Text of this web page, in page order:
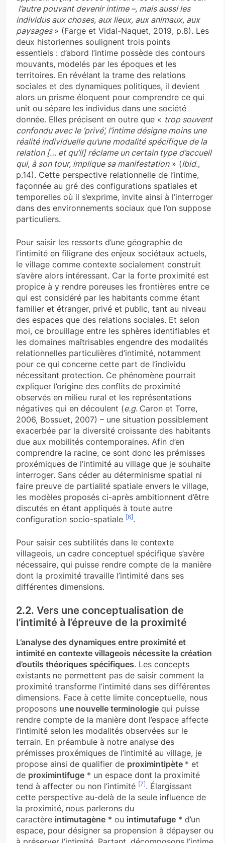
l’autre pouvant devenir intime –, mais aussi les
individus aux choses, aux lieux, aux animaux, aux
paysages » (Farge et Vidal-Naquet, 2019, p.8). Les
deux historiennes soulignent trois points
essentiels : d’abord l’intime possède des contours
mouvants, modelés par les époques et les
territoires. En révélant la trame des relations
sociales et des dynamiques politiques, il devient
alors un prisme éloquent pour comprendre ce qui
unit ou sépare les individus dans une société
donnée. Elles précisent en outre que « trop souvent
confondu avec le ‘privé’, l’intime désigne moins une
réalité individuelle qu’une modalité spécifique de la
relation [… et qu’il] réclame un certain type d’accueil
qui, à son tour, implique sa manifestation» (Ibid.,
p.14). Cette perspective relationnelle de l’intime,
façonnée au gré des configurations spatiales et
temporelles où il s’exprime, invite ainsi à l’interroger
dans des environnements sociaux que l’on suppose
particuliers.
Pour saisir les ressorts d’une géographie de
l’intimité en filigrane des enjeux sociétaux actuels,
le village comme contexte socialement construit
s’avère alors intéressant. Car la forte proximité est
propice à y rendre poreuses les frontières entre ce
qui est considéré par les habitants comme étant
familier et étranger, privé et public, tant au niveau
des espaces que des relations sociales. Et selon
moi, ce brouillage entre les sphères identifiables et
les domaines maîtrisables engendre des modalités
relationnelles particulières d’intimité, notamment
pour ce qui concerne cette part de l’individu
nécessitant protection. Ce phénomène pourrait
expliquer l’origine des conflits de proximité
observés en milieu rural et les représentations
négatives qui en découlent (e.g. Caron et Torre,
2006, Bossuet, 2007) – une situation possiblement
exacerbée par la diversité croissante des habitants
due aux mobilités contemporaines. Afin d’en
comprendre la racine, ce sont donc les prémisses
proxémiques de l’intimité au village que je souhaite
interroger. Sans céder au déterminisme spatial ni
faire preuve de partialité spatiale envers le village,
les modèles proposés ci-après ambitionnent d’être
discutés en étant appliqués à toute autre
configuration socio-spatiale [6].
Pour saisir ces subtilités dans le contexte
villageois, un cadre conceptuel spécifique s’avère
nécessaire, qui puisse rendre compte de la manière
dont la proximité travaille l’intimité dans ses
différentes dimensions.
2.2. Vers une conceptualisation de
l’intimité à l’épreuve de la proximité
L’analyse des dynamiques entre proximité et
intimité en contexte villageois nécessite la création
d’outils théoriques spécifiques. Les concepts
existants ne permettent pas de saisir comment la
proximité transforme l’intimité dans ses différentes
dimensions. Face à cette limite conceptuelle, nous
proposons une nouvelle terminologie qui puisse
rendre compte de la manière dont l’espace affecte
l’intimité selon les modalités observées sur le
terrain. En préambule à notre analyse des
prémisses proxémiques de l’intimité au village, je
propose ainsi de qualifier de proximintipète * et
de proximintifuge * un espace dont la proximité
tend à affecter ou non l’intimité [7] . Élargissant
cette perspective au-delà de la seule influence de
la proximité, nous parlerons du
caractère intimutagène * ou intimutafuge * d’un
espace, pour désigner sa propension à dépayser ou